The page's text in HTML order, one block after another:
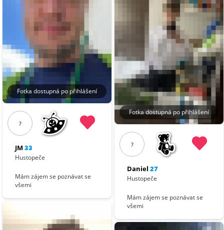
Fotka dostupná po přihlášení
?
JM33
Hustopeče
Mám zájem se poznávat se
všemi
Fotka dostupná po přihlášení
?
Daniel 27
Hustopeče
Mám zájem se poznávat se
všemi